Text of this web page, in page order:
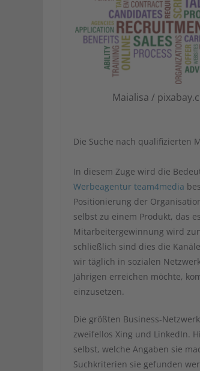
Maialisa /
Die Suche nach qualifizierten
In diesem Zuge wird die
Werbeagentur team4media
Positionierung der
selbst zu einem Produkt, das
Mitarbeitergewinnung wird
schließlich sind dies die
wir täglich in sozialen
Jährigen erreichen möchte,
einzusetzen.
Die größten Business-
zweifellos Xing und LinkedIn.
selbst, welche Angaben sie
Suchkriterien sie gefunden